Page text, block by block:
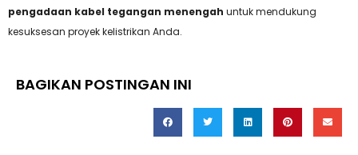
pengadaan kabel tegangan menengah untuk mendukung
kesuksesan proyek kelistrikan Anda.
BAGIKAN POSTINGAN INI